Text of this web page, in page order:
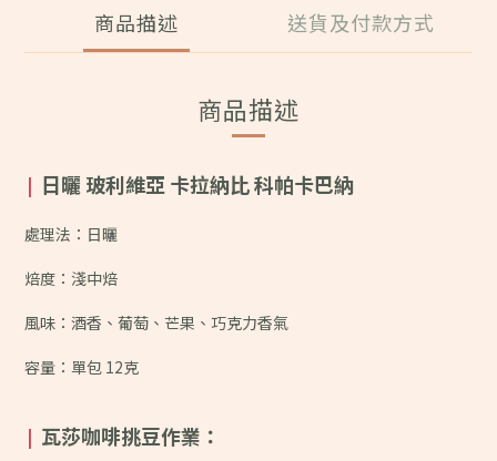
商品描述 送貨及付款方式
商品描述
| 日曬 玻利維亞 卡拉納比 科帕卡巴納
處理法：日曬
焙度：淺中焙
風味： 酒香、葡萄、芒果、巧克力香氣
容量：單包 12克
| 瓦莎咖啡挑豆作業：